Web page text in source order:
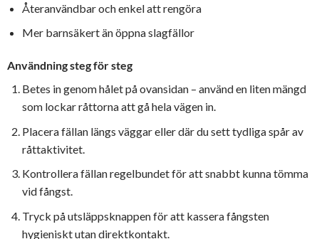
Återanvändbar och enkel att rengöra
Mer barnsäkert än öppna slagfällor
Användning steg för steg
Betes in genom hålet på ovansidan – använd en liten mängd
som lockar råttorna att gå hela vägen in.
Placera fällan längs väggar eller där du sett tydliga spår av
råttaktivitet.
Kontrollera fällan regelbundet för att snabbt kunna tömma
vid fångst.
Tryck på utsläppsknappen för att kassera fångsten
hygieniskt utan direktkontakt.